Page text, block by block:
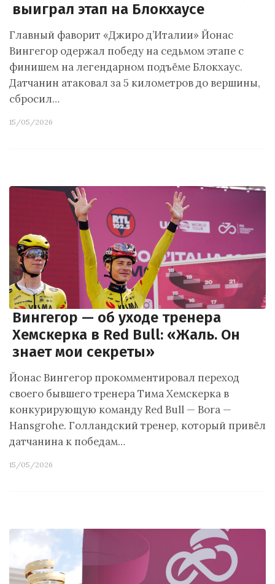
выиграл этап на Блокхаусе
Главный фаворит «Джиро д’Италии» Йонас
Вингегор одержал победу на седьмом этапе с
финишем на легендарном подъёме Блокхаус.
Датчанин атаковал за 5 километров до вершины,
сбросил…
15/05/2026
Вингегор — об уходе тренера
Хемскерка в Red Bull: «Жаль. Он
знает мои секреты»
Йонас Вингегор прокомментировал переход
своего бывшего тренера Тима Хемскерка в
конкурирующую команду Red Bull — Bora —
Hansgrohe. Голландский тренер, который привёл
датчанина к победам…
15/05/2026